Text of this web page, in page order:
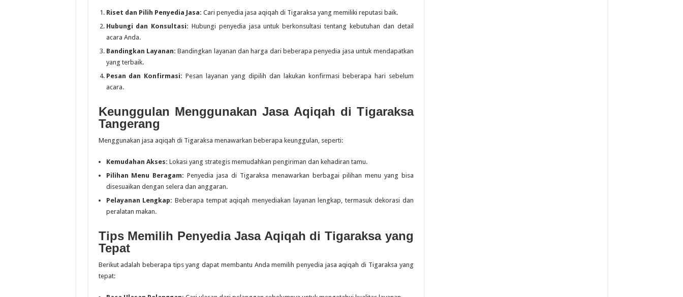
Riset dan Pilih Penyedia Jasa: Cari penyedia jasa aqiqah di Tigaraksa yang memiliki reputasi baik.
Hubungi dan Konsultasi: Hubungi penyedia jasa untuk berkonsultasi tentang kebutuhan dan detail
acara Anda.
Bandingkan Layanan: Bandingkan layanan dan harga dari beberapa penyedia jasa untuk mendapatkan
yang terbaik.
Pesan dan Konfirmasi: Pesan layanan yang dipilih dan lakukan konfirmasi beberapa hari sebelum
acara.
Keunggulan Menggunakan Jasa Aqiqah di Tigaraksa
Tangerang
Menggunakan jasa aqiqah di Tigaraksa menawarkan beberapa keunggulan, seperti:
Kemudahan Akses: Lokasi yang strategis memudahkan pengiriman dan kehadiran tamu.
Pilihan Menu Beragam: Penyedia jasa di Tigaraksa menawarkan berbagai pilihan menu yang bisa
disesuaikan dengan selera dan anggaran.
Pelayanan Lengkap: Beberapa tempat aqiqah menyediakan layanan lengkap, termasuk dekorasi dan
peralatan makan.
Tips Memilih Penyedia Jasa Aqiqah di Tigaraksa yang
Tepat
Berikut adalah beberapa tips yang dapat membantu Anda memilih penyedia jasa aqiqah di Tigaraksa yang
tepat: